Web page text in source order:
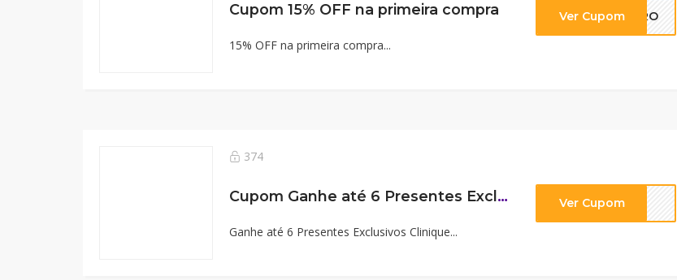
Cupom 15% OFF na primeira compra
15% OFF na primeira compra...
Ver Cupom EIRO
374
Cupom Ganhe até 6 Presentes Exclusivos Clinique
Ganhe até 6 Presentes Exclusivos Clinique...
Ver Cupom